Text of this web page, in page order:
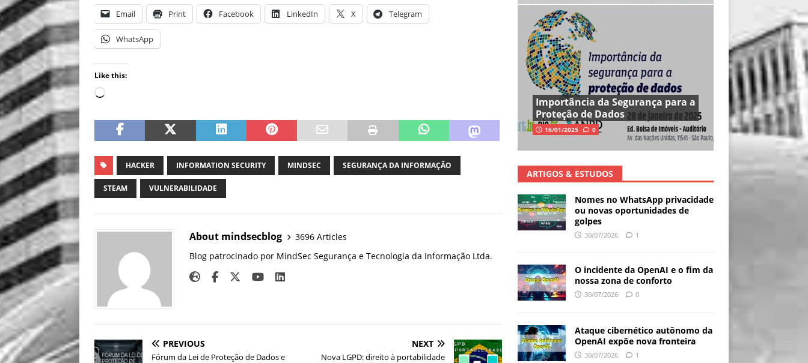
Email Print Facebook LinkedIn X Telegram
WhatsApp
Like this:
HACKER INFORMATION SECURITY MINDSEC SEGURANÇA DA INFORMAÇÃO
STEAM VULNERABILIDADE
About mindsecblog
3696 Articles
Blog patrocinado por MindSec Segurança e Tecnologia da Informação Ltda.
PREVIOUS
Fórum da Lei de Proteção de Dados e
NEXT
Nova LGPD: direito à portabilidade
Importância da Segurança para a
Proteção de Dados
16/01/2025 0
ARTIGOS & ESTUDOS
Nomes no WhatsApp privacidade
ou novas oportunidades de
golpes
30/07/2026 1
O incidente da OpenAI e o fim da
nossa zona de conforto
30/07/2026 0
Ataque cibernético autônomo da
OpenAI expõe nova fronteira
30/07/2026 1